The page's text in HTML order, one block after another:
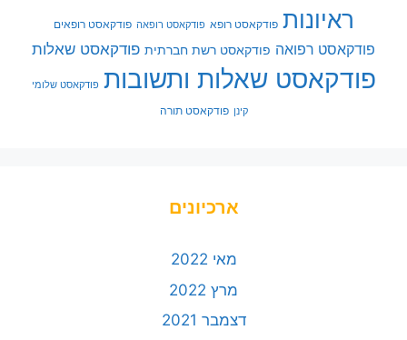
ראיונות פודקאסט רופא פודקאסט רופאה פודקאסט רופאים
פודקאסט רפואה פודקאסט רשת חברתית פודקאסט שאלות
פודקאסט שאלות ותשובות פודקאסט שלומי
קינן פודקאסט תורה
ארכיונים
מאי 2022
מרץ 2022
דצמבר 2021